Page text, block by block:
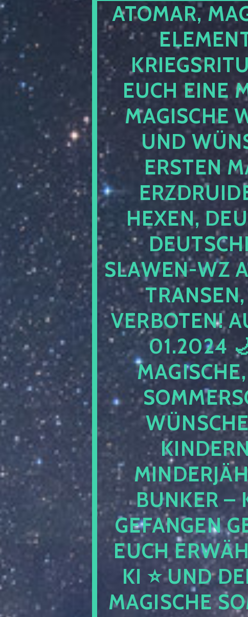
ATOMAR,
EUCH EINE
MAGISCHE
UND
ERSTEN
HEXEN,
SLAWEN-WZ
VERBOTEN!
01.2024
ÜNSCHE
INDERN
UNKER –
EFANGEN
UCH
I ⭐ UND
AGISCHE